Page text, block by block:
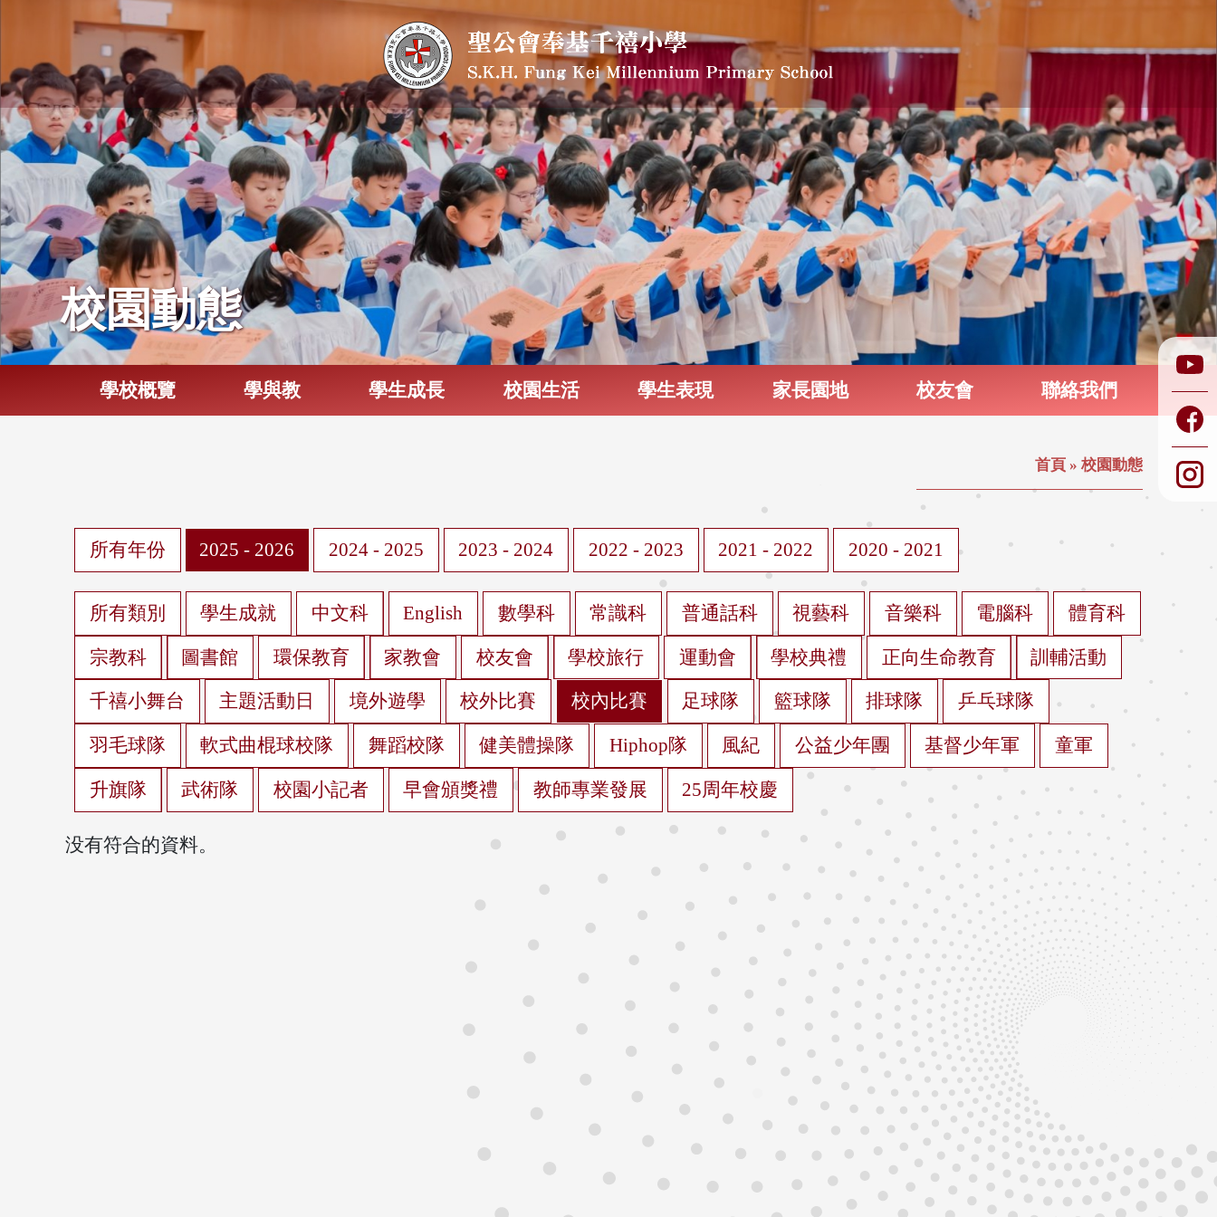
校園動態
學校概覽 學與教 學生成長 校園生活 學生表現 家長園地 校友會 聯絡我們
首頁 » 校園動態
所有年份 2025 - 2026 2024 - 2025 2023 - 2024 2022 - 2023 2021 - 2022 2020 - 2021
所有類別 學生成就 中文科 English 數學科 常識科 普通話科 視藝科 音樂科 電腦科 體育科
宗教科 圖書館 環保教育 家教會 校友會 學校旅行 運動會 學校典禮 正向生命教育 訓輔活動
千禧小舞台 主題活動日 境外遊學 校外比賽 校內比賽 足球隊 籃球隊 排球隊 乒乓球隊
羽毛球隊 軟式曲棍球校隊 舞蹈校隊 健美體操隊 Hiphop隊 風紀 公益少年團 基督少年軍 童軍
升旗隊 武術隊 校園小記者 早會頒獎禮 教師專業發展 25周年校慶
没有符合的資料。